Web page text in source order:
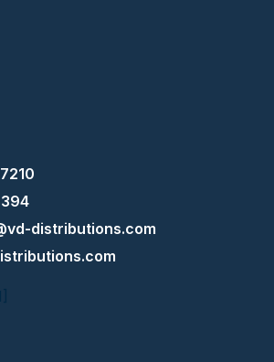
distributions.com